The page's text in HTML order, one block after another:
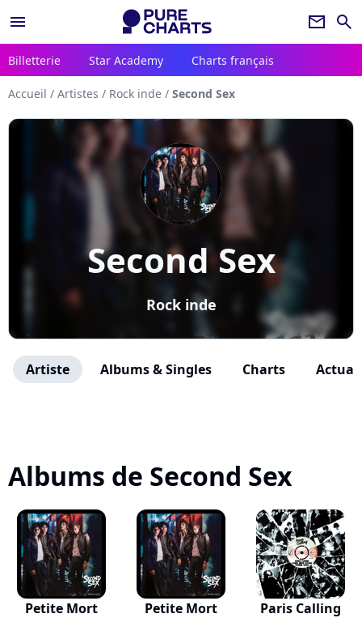
menu newsletter search
Billetterie Star Academy Charts français
Accueil / Artistes / Rock inde / Second Sex
Second Sex
Rock inde
Artiste Albums & Singles Charts
Albums de Second Sex
Petite Mort Petite Mort Paris Calling